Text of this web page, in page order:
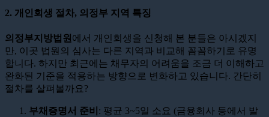
2. 개인회생 절차, 의정부 지역 특징
의정부지방법원 에서 개인회생을 신청해 본 분들은 아시겠지
만, 이곳 법원의 심사는 다른 지역과 비교해 꼼꼼하기로 유명
합니다. 하지만 최근에는 채무자의 어려움을 조금 더 이해하고
완화된 기준을 적용하는 방향으로 변화하고 있습니다. 간단히
절차를 살펴볼까요?
부채증명서 준비 : 평균 3~5일 소요 (금융회사 등에서 발